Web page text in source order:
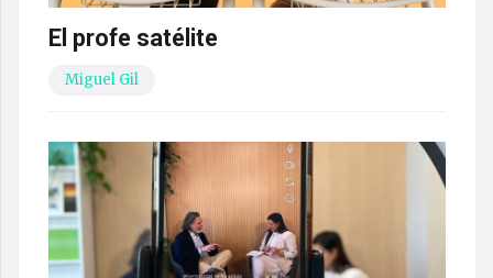
El profe satélite
Miguel Gil